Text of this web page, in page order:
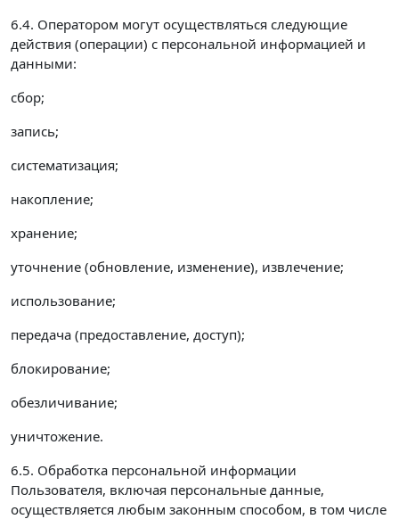
6.4. Оператором могут осуществляться следующие
действия (операции) с персональной информацией и
данными:
сбор;
запись;
систематизация;
накопление;
хранение;
уточнение (обновление, изменение), извлечение;
использование;
передача (предоставление, доступ);
блокирование;
обезличивание;
уничтожение.
6.5. Обработка персональной информации
Пользователя, включая персональные данные,
осуществляется любым законным способом, в том числе